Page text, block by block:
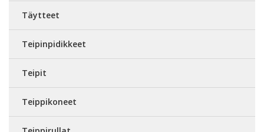
Täytteet
Teipinpidikkeet
Teipit
Teippikoneet